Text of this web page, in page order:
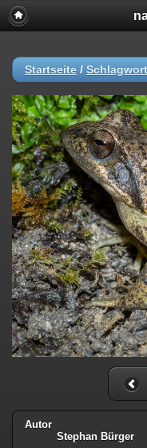
Startseite / Schlagwort
Autor
Stephan Bürger